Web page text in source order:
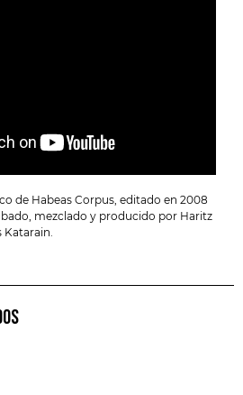
de Habeas Corpus, editado en 2008
mezclado y producido por Haritz
Katarain.